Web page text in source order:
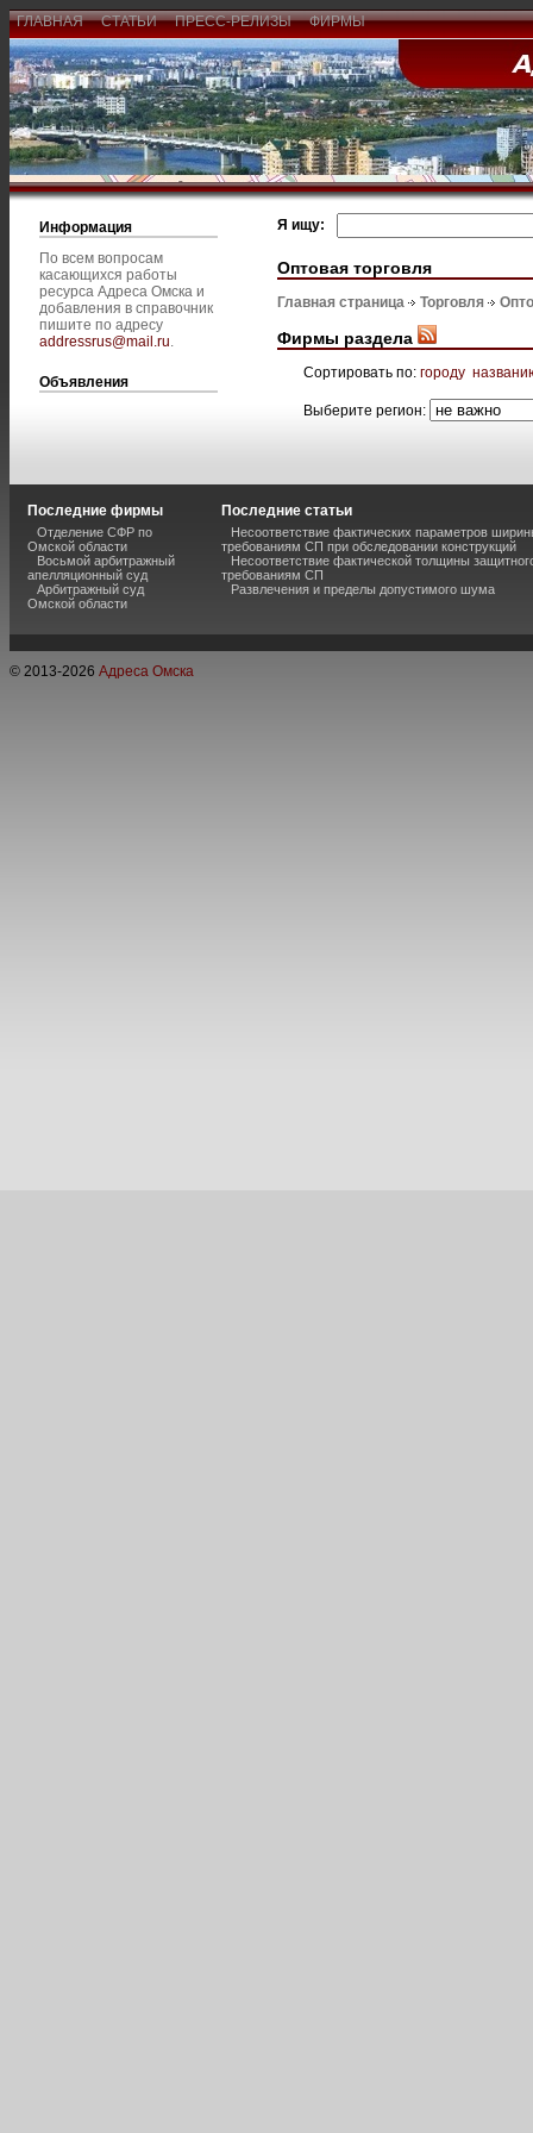
ГЛАВНАЯ СТАТЬИ ПРЕСС-РЕЛИЗЫ ФИРМЫ
Информация
По всем вопросам
касающихся работы
ресурса Адреса Омска и
добавления в справочник
пишите по адресу
addressrus@mail.ru.
Объявления
Я ищу:
Оптовая торговля
Главная страница Торговля
Фирмы раздела
Сортировать по: городу
Выберите регион:
Последние фирмы
Отделение СФР по
Омской области
Восьмой арбитражный
апелляционный суд
Арбитражный суд
Омской области
Последние статьи
Несоответствие фактических параметров
требованиям СП при обследовании конструкций
Несоответствие фактической толщины
требованиям СП
Развлечения и пределы допустимого шума
© 2013-2026 Адреса Омска